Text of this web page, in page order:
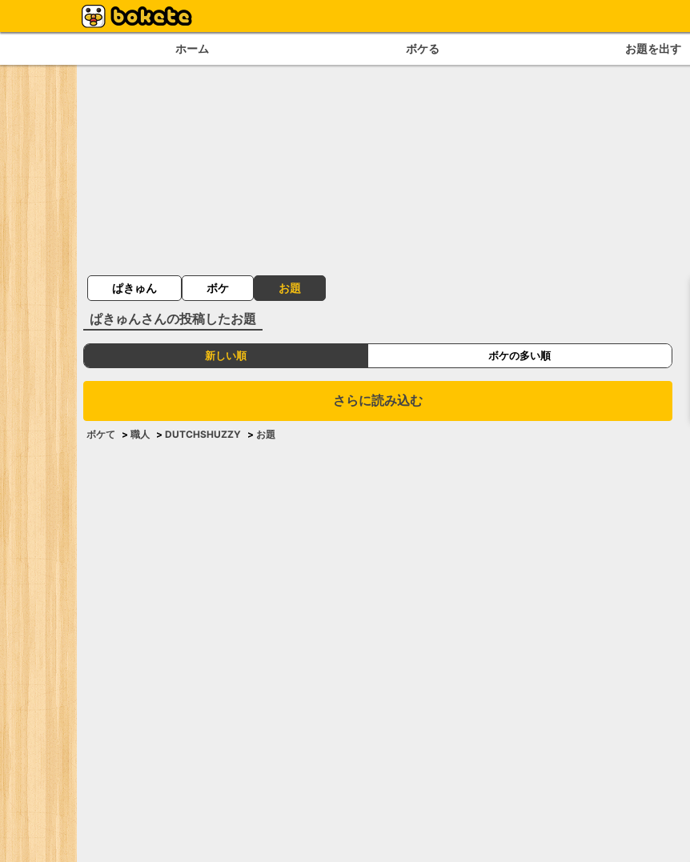
ホーム ボケる お題を出す
ぱきゅん ボケ お題
ぱきゅんさんの投稿したお題
新しい順 ボケの多い順
さらに読み込む
ボケて > 職人 > DUTCHSHUZZY > お題